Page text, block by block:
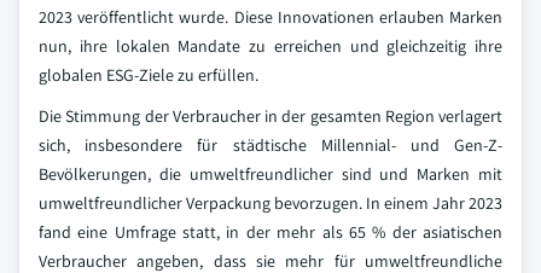
2023 veröffentlicht wurde. Diese Innovationen erlauben Marken
nun, ihre lokalen Mandate zu erreichen und gleichzeitig ihre
globalen ESG-Ziele zu erfüllen.
Die Stimmung der Verbraucher in der gesamten Region verlagert
sich, insbesondere für städtische Millennial- und Gen-Z-
Bevölkerungen, die umweltfreundlicher sind und Marken mit
umweltfreundlicher Verpackung bevorzugen. In einem Jahr 2023
fand eine Umfrage statt, in der mehr als 65 % der asiatischen
Verbraucher angeben, dass sie mehr für umweltfreundliche